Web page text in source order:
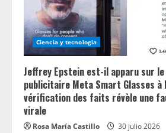
Ciencia y tecnologia
Jeffrey Epstein est-il apparu sur le
publicitaire Meta Smart Glasses à
vérification des faits révèle une
virale
Rosa María Castillo 30 julio 2026